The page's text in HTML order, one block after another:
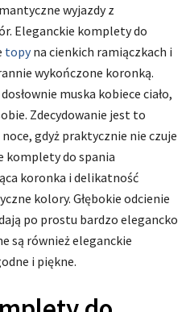
wyjazdy z
Eleganckie komplety do
topyna cienkich ramiączkach i
wykończone koronką.
muska kobiece ciało,
Zdecydowanie jest to
gdyż praktycznie nie czuje
komplety do spania
koronka i delikatność
kolory. Głębokie odcienie
po prostu bardzo elegancko
są również eleganckie
i piękne.